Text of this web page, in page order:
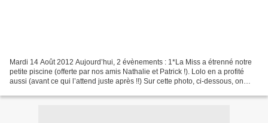
Mardi 14 Août 2012 Aujourd’hui, 2 évènements : 1*La Miss a étrenné notre
petite piscine (offerte par nos amis Nathalie et Patrick !). Lolo en a profité
aussi (avant ce qui l’attend juste après !!) Sur cette photo, ci-dessous, on